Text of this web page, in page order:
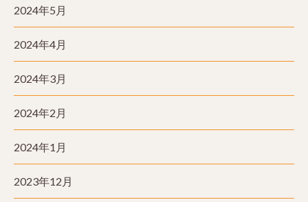
2024年5月
2024年4月
2024年3月
2024年2月
2024年1月
2023年12月